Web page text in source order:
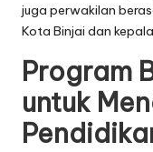
juga perwakilan
Kota Binjai dan
Program
untuk